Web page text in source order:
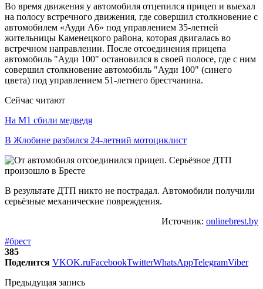
Во время движения у автомобиля отцепился прицеп и выехал
на полосу встречного движения, где совершил столкновение с
автомобилем «Ауди А6» под управлением 35-летней
жительницы Каменецкого района, которая двигалась во
встречном направлении. После отсоединения прицепа
автомобиль "Ауди 100" остановился в своей полосе, где с ним
совершил столкновение автомобиль "Ауди 100" (синего
цвета) под управлением 51-летнего брестчанина.
Сейчас читают
На М1 сбили медведя
В Жлобине разбился 24-летний мотоциклист
В результате ДТП никто не пострадал. Автомобили получили
серьёзные механические повреждения.
Источник: onlinebrest.by
#брест
385
Поделится VKOK.ruFacebookTwitterWhatsAppTelegramViber
Предыдущая запись